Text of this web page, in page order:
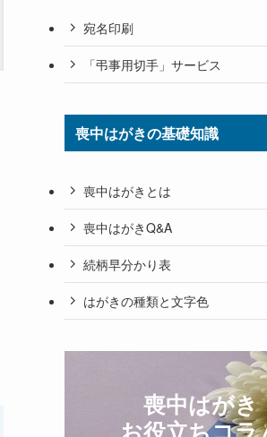
宛名印刷
「弔事用切手」サービス
喪中はがきの基礎知識
喪中はがきとは
喪中はがきQ&A
続柄早分かり表
はがきの種類と文字色
喪中はがき